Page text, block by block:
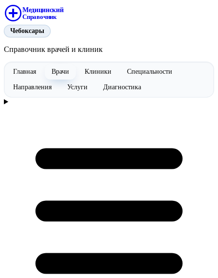
Медицинский
Справочник
Чебоксары
Справочник врачей и клиник
Главная Врачи Клиники Специальности
Направления Услуги Диагностика